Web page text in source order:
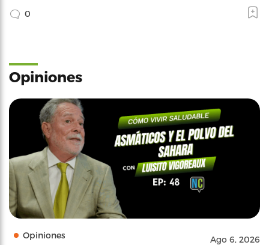
0
Opiniones
Opiniones Ago 6, 2026